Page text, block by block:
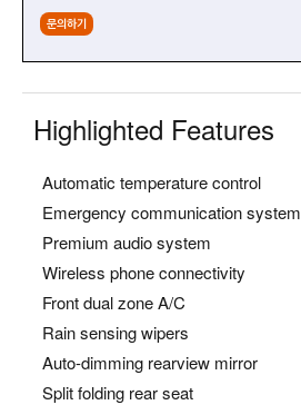
문의하기
Highlighted Features
Automatic temperature control
Emergency communication system
Premium audio system
Wireless phone connectivity
Front dual zone A/C
Rain sensing wipers
Auto-dimming rearview mirror
Split folding rear seat